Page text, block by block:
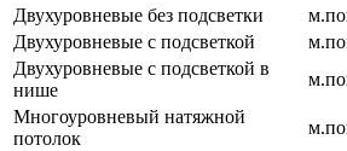
Двухуровневые без подсветки
Двухуровневые с подсветкой
Двухуровневые с подсветкой в
нише
Многоуровневый натяжной
потолок